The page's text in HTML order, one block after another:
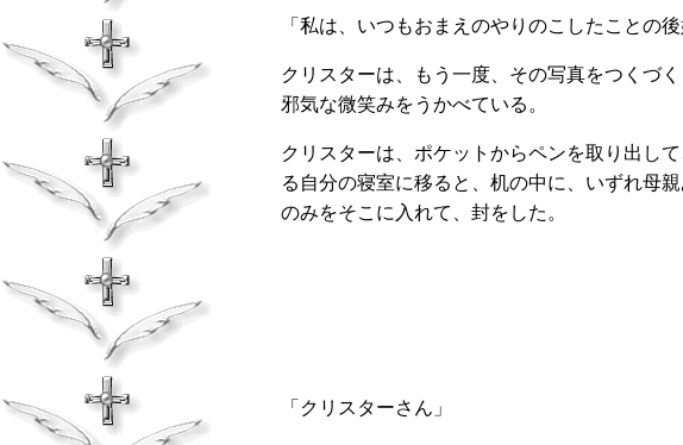
「私は、いつもおまえのやりのこしたことの
クリスターは、もう一度、その写真をつくづ
邪気な微笑みをうかべている。
クリスターは、ポケットからペンを取り出し
る自分の寝室に移ると、机の中に、いずれ母
のみをそこに入れて、封をした。
「クリスターさん」